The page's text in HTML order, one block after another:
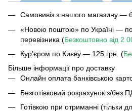
Самовивіз з нашого магазину —
«Новою поштою» по Україні —
перевізника (Безкоштовно від 2
Кур'єром по Києву — 125 грн. (
Більше інформації про доставку
Онлайн оплата банківською
Безготівковий розрахунок з/без
Готівкою при отриманні (тільки